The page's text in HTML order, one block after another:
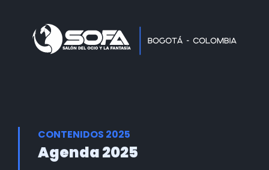
Home
Información Comercial
Formulario de Contacto
CONTENIDOS 2025
Agenda 2025